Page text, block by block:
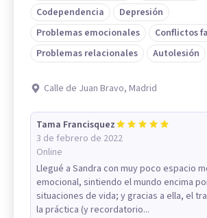
Codependencia
Depresión
Problemas emocionales
Conflictos
Problemas relacionales
Autolesión
Calle de Juan Bravo, Madrid
Tama Francisquez
3 de febrero de 2022
Online
Llegué a Sandra con muy poco espacio
emocional, sintiendo el mundo encima
situaciones de vida; y gracias a ella, el
la práctica (y recordatorio...